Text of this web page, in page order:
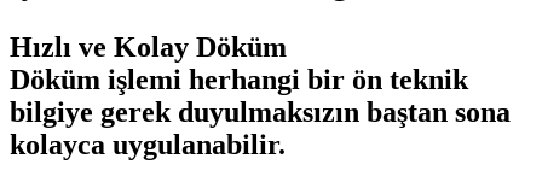
Hızlı ve Kolay Döküm
Döküm işlemi herhangi bir ön teknik
bilgiye gerek duyulmaksızın baştan sona
kolayca uygulanabilir.